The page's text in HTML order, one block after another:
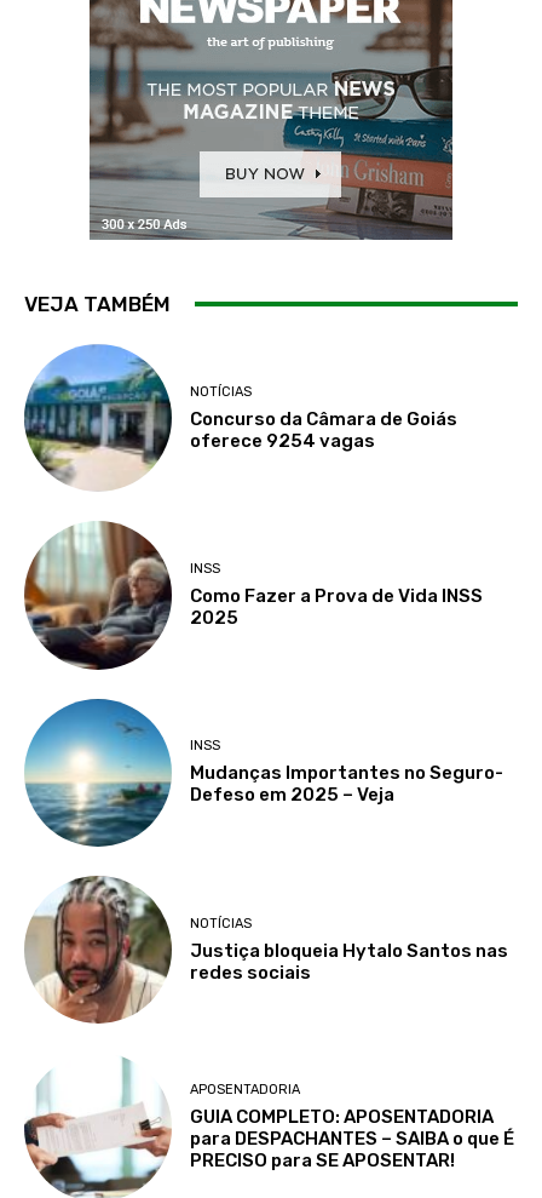
VEJA TAMBÉM
NOTÍCIAS
Concurso da Câmara de Goiás
oferece 9254 vagas
INSS
Como Fazer a Prova de Vida INSS
2025
INSS
Mudanças Importantes no Seguro-
Defeso em 2025 – Veja
NOTÍCIAS
Justiça bloqueia Hytalo Santos nas
redes sociais
APOSENTADORIA
GUIA COMPLETO: APOSENTADORIA
para DESPACHANTES – SAIBA o que É
PRECISO para SE APOSENTAR!